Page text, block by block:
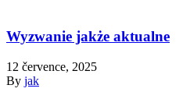
Wyzwanie jakże aktualne
12 července, 2025
By jak